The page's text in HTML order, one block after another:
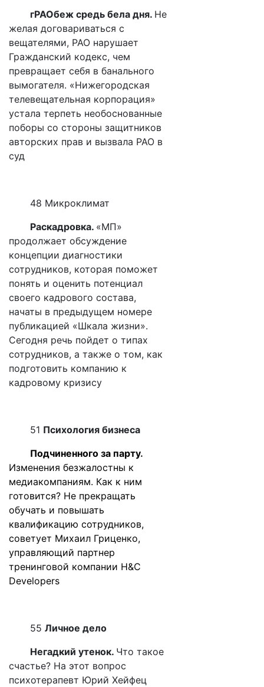
гРАОбеж средь бела дня. Не
желая договариваться с
вещателями, РАО нарушает
Гражданский кодекс, чем
превращает себя в банального
вымогателя. «Нижегородская
телевещательная корпорация»
устала терпеть необоснованные
поборы со стороны защитников
авторских прав и вызвала РАО в
суд
48 Микроклимат
Раскадровка. «МП»
продолжает обсуждение
концепции диагностики
сотрудников, которая поможет
понять и оценить потенциал
своего кадрового состава,
начаты в предыдущем номере
публикацией «Шкала жизни».
Сегодня речь пойдет о типах
сотрудников, а также о том, как
подготовить компанию к
кадровому кризису
51 Психология бизнеса
Подчиненного за парту.
Изменения безжалостны к
медиакомпаниям. Как к ним
готовится? Не прекращать
обучать и повышать
квалификацию сотрудников,
советует Михаил Гриценко,
управляющий партнер
тренинговой компании H&C
Developers
55Личное дело
Негадкий утенок. Что такое
счастье? На этот вопрос
психотерапевт Юрий Хейфец